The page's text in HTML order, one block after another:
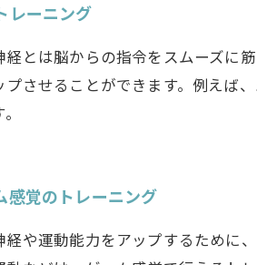
レーニング
経とは脳からの指令をスムーズに
プさせることができます。例えば
感覚のトレーニング
経や運動能力をアップするために